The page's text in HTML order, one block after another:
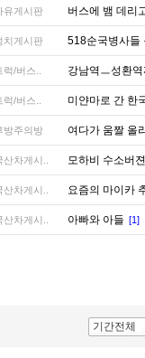
유게시판 버스에 뱀 데리
치게시판 518순국병사들
럭/버스.. 강남역ㅡ성환
럭/버스.. 미얀마로 간 한
방주의방 여다가 움짤 올
산차게시.. 모하비 수소버
산차게시.. 요즘의 마이카
산차게시.. 아빠와 아들 [1]
기간전체